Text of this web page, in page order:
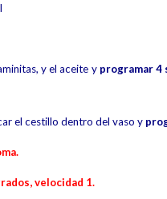
y el aceite y programar 4
el cestillo dentro del vaso y
velocidad 1.